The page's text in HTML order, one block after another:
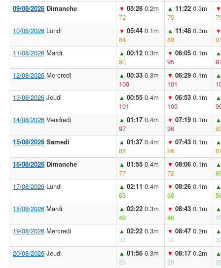
09/08/2026 Dimanche ▼ 05:28 0.2m
72
▲ 11:22 0.3m
75
▼
10/08/2026 Lundi ▼ 05:44 0.1m
84
▲ 11:48 0.3m
88
▼
11/08/2026 Mardi ▲ 00:12 0.3m
93
▼ 06:05 0.1m
95
▲
12/08/2026 Mercredi ▲ 00:33 0.3m
100
▼ 06:29 0.1m
101
▲
13/08/2026 Jeudi ▲ 00:55 0.4m
101
▼ 06:53 0.1m
100
▲
14/08/2026 Vendredi ▲ 01:17 0.4m
97
▼ 07:19 0.1m
96
▲
15/08/2026 Samedi ▲ 01:37 0.4m
88
▼ 07:43 0.1m
86
▲
16/08/2026 Dimanche ▲ 01:55 0.4m
77
▼ 08:06 0.1m
72
▲
17/08/2026 Lundi ▲ 02:11 0.4m
63
▼ 08:26 0.1m
60
▲
18/08/2026 Mardi ▲ 02:22 0.3m
49
▼ 08:43 0.1m
46
▲
19/08/2026 Mercredi ▲ 02:22 0.3m
37
▼ 08:47 0.2m
34
▲
20/08/2026 Jeudi ▲ 01:56 0.3m
29
▼ 08:17 0.2m
29
▲